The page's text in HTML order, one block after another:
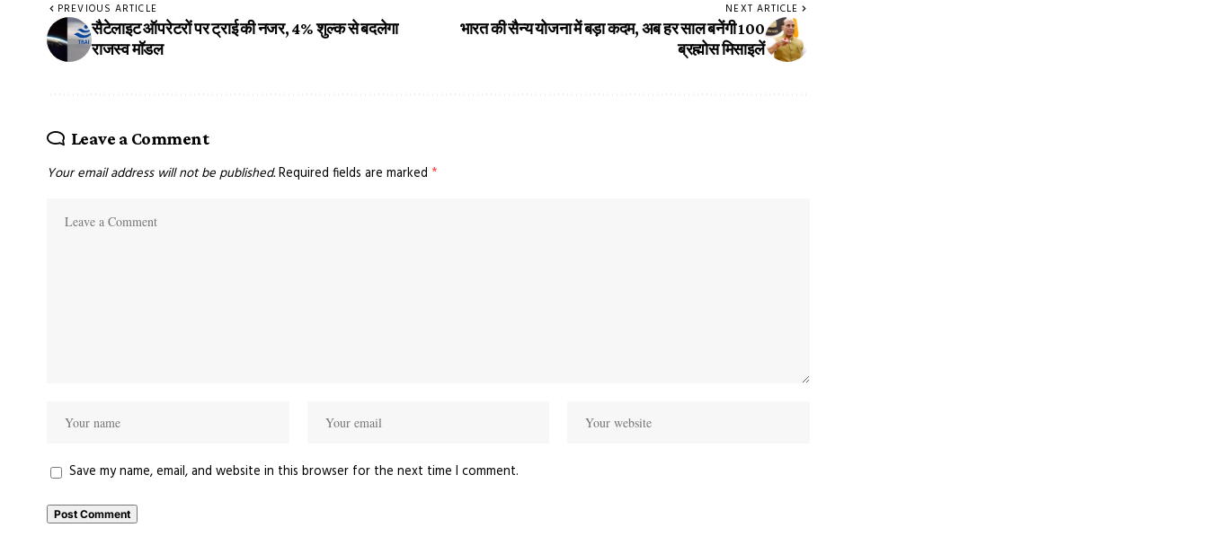
PREVIOUS ARTICLE
सैटेलाइट ऑपरेटरों पर ट्राई की नजर, 4% शुल्क से बदलेगा
राजस्व मॉडल
NEXT ARTICLE
भारत की सैन्य योजना में बड़ा कदम, अब हर साल बनेंगी 100
ब्रह्मोस मिसाइलें
Leave a Comment
Your email address will not be published.Required fields are marked *
Save my name, email, and website in this browser for the next time I comment.